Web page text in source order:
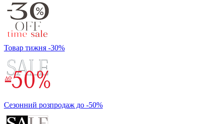
Товар тижня -30%
Сезонний розпродаж до -50%